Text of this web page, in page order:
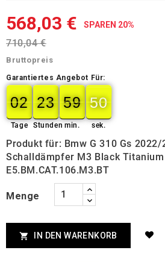
568,03 € SPAREN 20%
710,04 €
Bruttopreis
Garantiertes Angebot Für:
02
02
00
Tage
23
23
00
Stunden
59
59
00
min.
49
49
50
sek.
Produkt für: Bmw G 310 Gs 2022/
Schalldämpfer M3 Black Titanium
E5.BM.CAT.106.M3.BT
Menge
 IN DEN WARENKORB